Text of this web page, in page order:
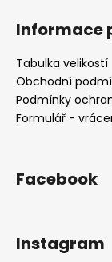
Informace
Tabulka velikostí
Obchodní
Podmínky
Formulář -
Facebook
Instagram